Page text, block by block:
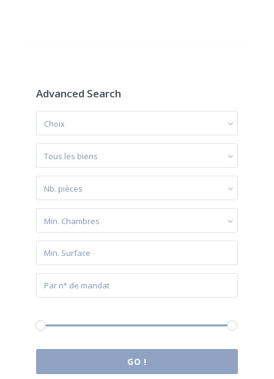
Advanced Search
Choix
Tous les biens
Nb. pièces
Min. Chambres
GO !